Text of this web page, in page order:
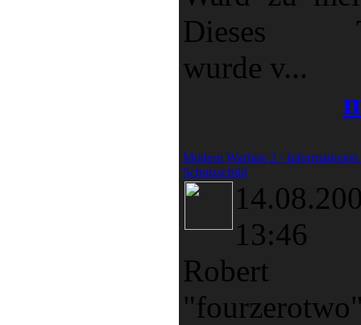
Dieses
wurde v...
Modern Warfare 2 - Informationen
Schutzschild
13:46
Robert